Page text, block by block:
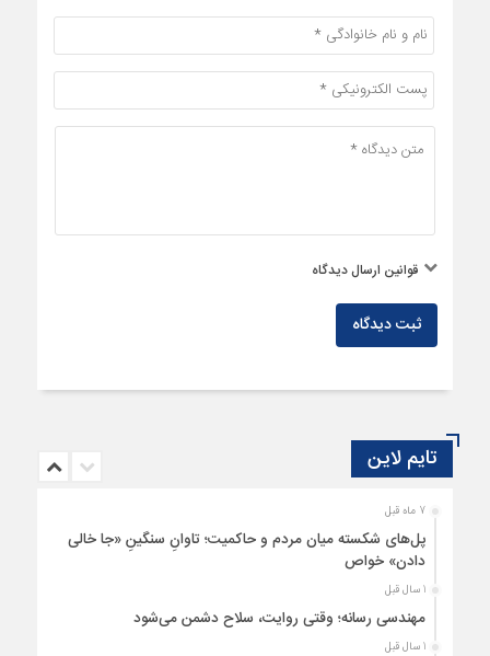
قوانین ارسال دیدگاه
ثبت دیدگاه
تایم لاین
7 ماه قبل
پل‌های شکسته میان مردم و حاکمیت؛ تاوانِ سنگینِ «جا خالی
دادن» خواص
1 سال قبل
مهندسی رسانه؛ وقتی روایت، سلاح دشمن می‌شود
1 سال قبل